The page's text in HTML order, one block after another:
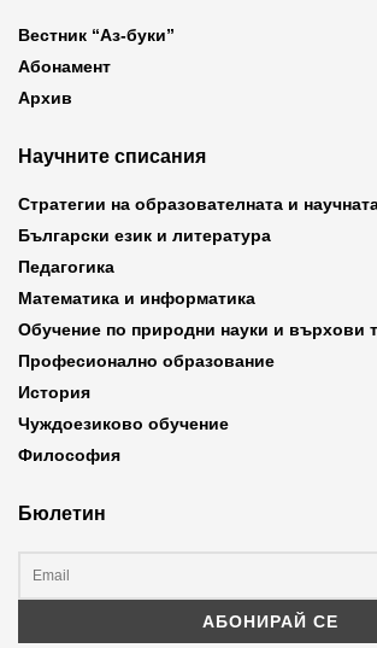
Вестник “Аз-буки”
Абонамент
Архив
Научните списания
Стратегии на образователната и
Български език и литература
Педагогика
Математика и информатика
Обучение по природни науки и върхови
Професионално образование
История
Чуждоезиково обучение
Философия
Бюлетин